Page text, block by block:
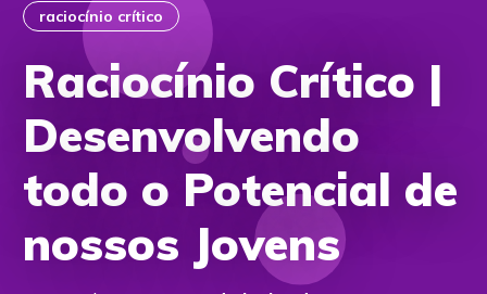
raciocínio crítico
Raciocínio Crítico |
Desenvolvendo
todo o Potencial de
nossos Jovens